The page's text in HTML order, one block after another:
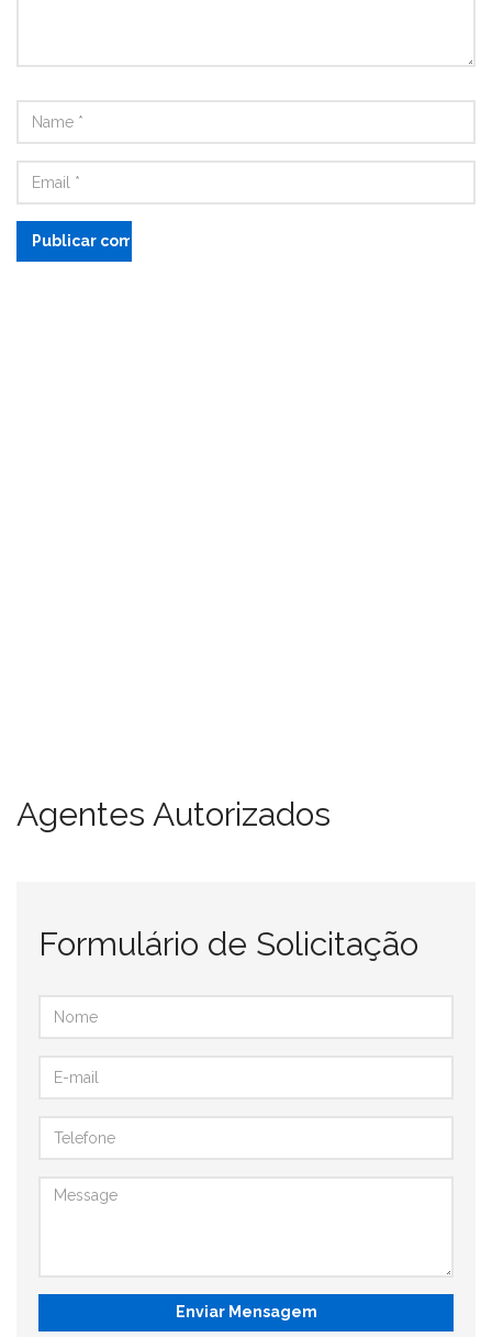
Agentes Autorizados
Formulário de Solicitação
Enviar Mensagem